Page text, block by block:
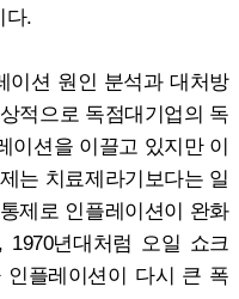
다.
이션 원인 분석과 대처방
적으로 독점대기업의 독
이션을 이끌고 있지만 이
는 치료제라기보다는 일
제로 인플레이션이 완화
년대처럼 오일 쇼크
플레이션이 다시 큰 폭